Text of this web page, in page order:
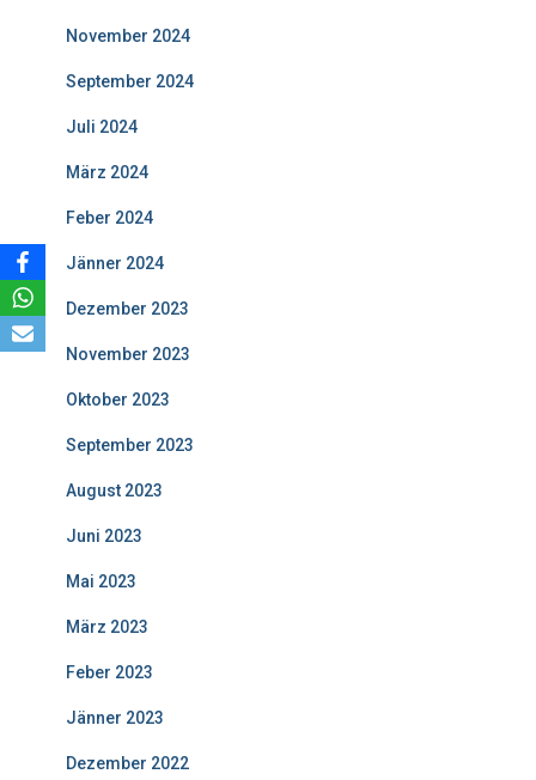
November 2024
September 2024
Juli 2024
März 2024
Feber 2024
Jänner 2024
Dezember 2023
November 2023
Oktober 2023
September 2023
August 2023
Juni 2023
Mai 2023
März 2023
Feber 2023
Jänner 2023
Dezember 2022